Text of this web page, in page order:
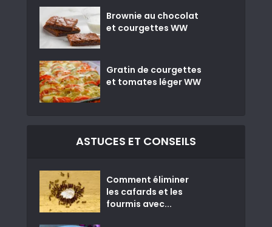
Brownie au chocolat
et courgettes WW
Gratin de courgettes
et tomates léger WW
ASTUCES ET CONSEILS
Comment éliminer
les cafards et les
fourmis avec...